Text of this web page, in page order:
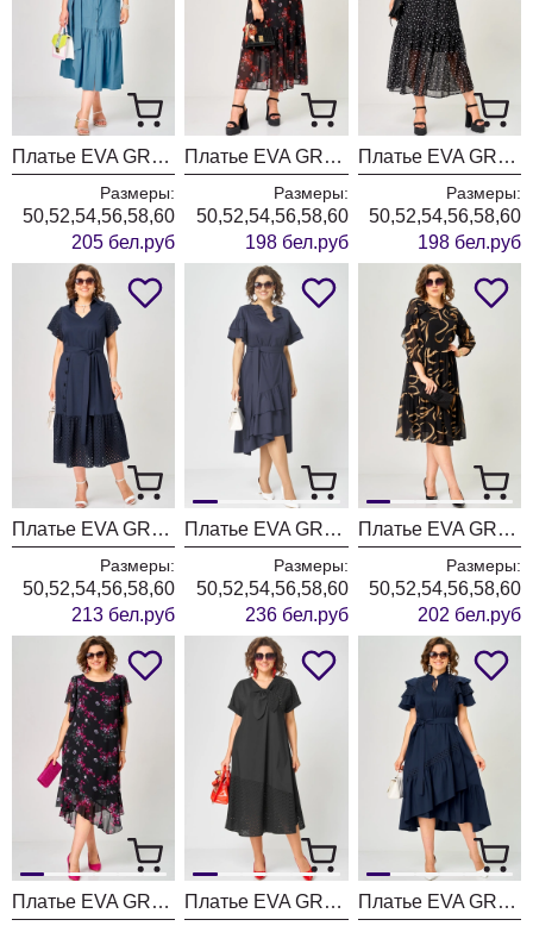
Платье EVA GRANT 7168Е цвет джинс
Размеры:
50,52,54,56,58,60
205 бел.руб
Платье EVA GRANT 7246 принт цветочек
Размеры:
50,52,54,56,58,60
198 бел.руб
Платье EVA GRANT 7246 черный в горох
Размеры:
50,52,54,56,58,60
198 бел.руб
Платье EVA GRANT 7325 темно-синий
Размеры:
50,52,54,56,58,60
213 бел.руб
Платье EVA GRANT 7181Р темно-синий
Размеры:
50,52,54,56,58,60
236 бел.руб
Платье EVA GRANT 7281А принт ленты
Размеры:
50,52,54,56,58,60
202 бел.руб
Платье EVA GRANT 7236 черный+фуксия Платье EVA GRANT 7293 черный Платье EVA GRANT 7297 синий